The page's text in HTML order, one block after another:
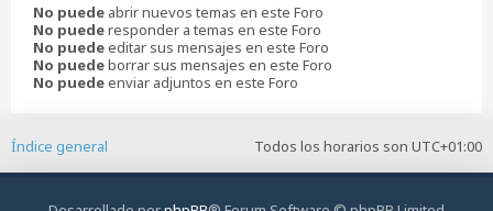
No puede abrir nuevos temas en este Foro
No puederesponder a temas en este Foro
No puedeeditar sus mensajes en este Foro
No puedeborrar sus mensajes en este Foro
No puedeenviar adjuntos en este Foro
Todos los horarios son UTC+01:00
Índice general